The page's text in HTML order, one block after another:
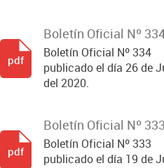
Boletín Oficial Nº
Boletín Oficial Nº 334
publicado el día 26 de
del 2020.
pdf
Boletín Oficial Nº 333
Boletín Oficial Nº 333
publicado el día 19 de
pdf